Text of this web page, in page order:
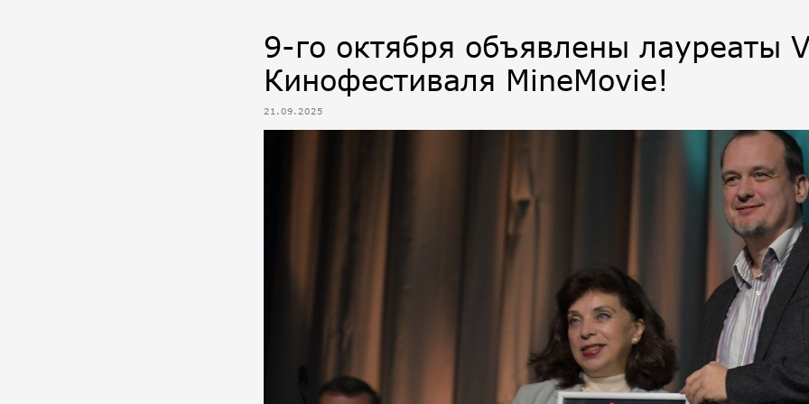
9-го октября объявлены лауреаты
Кинофестиваля MineMovie!
21.09.2025